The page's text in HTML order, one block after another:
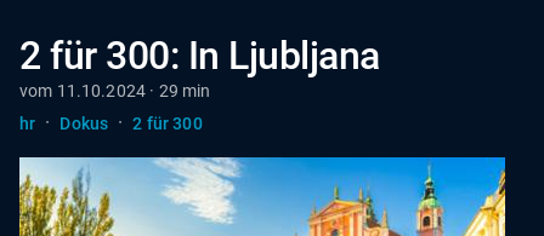
2 für 300: In Ljubljana
vom 11.10.2024 · 29 min
hr · Dokus · 2 für 300